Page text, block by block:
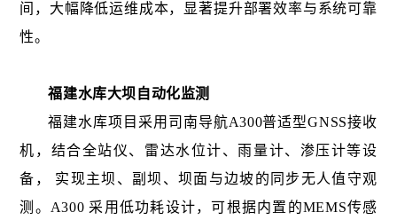
间，大幅降低运维成本，显著提升部署效率与系统可靠
性。
福建水库大坝自动化监测
福建水库项目采用司南导航A300普适型GNSS接收
机，结合全站仪、雷达水位计、雨量计、渗压计等设
备， 实现主坝、副坝、坝面与边坡的同步无人值守观
测。A300 采用低功耗设计，可根据内置的MEMS传感